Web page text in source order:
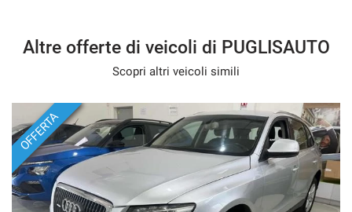
Altre offerte di veicoli di PUGLISAUTO
Scopri altri veicoli simili
OFFERTA